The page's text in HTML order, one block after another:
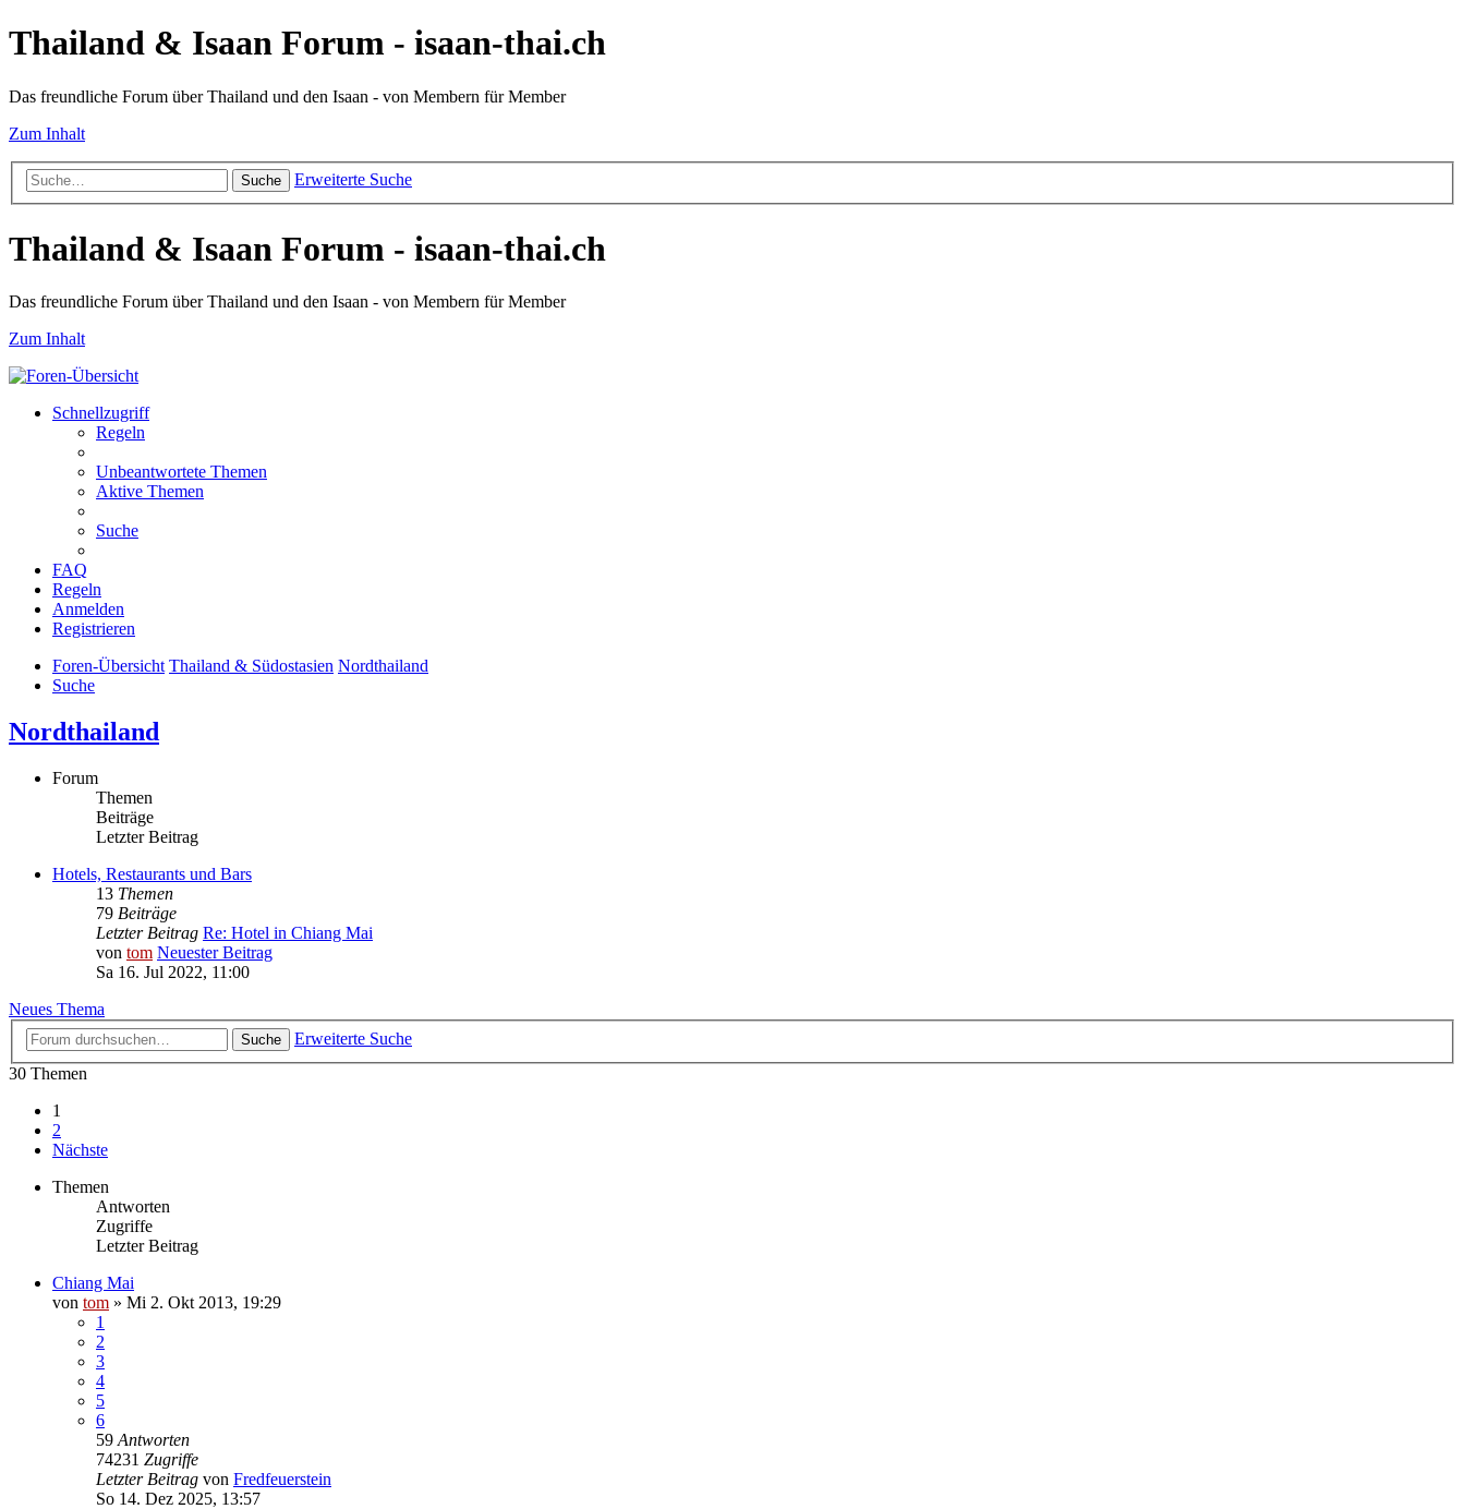
Thailand & Isaan Forum - isaan-thai.ch
Das freundliche Forum über Thailand und den Isaan - von Membern für Member
Zum Inhalt
Suche Erweiterte Suche
Thailand & Isaan Forum - isaan-thai.ch
Das freundliche Forum über Thailand und den Isaan - von Membern für Member
Zum Inhalt
Schnellzugriff
Regeln
Unbeantwortete Themen
Aktive Themen
Suche
FAQ
Regeln
Anmelden
Registrieren
Foren-Übersicht Thailand & Südostasien Nordthailand
Suche
Nordthailand
Forum
Themen
Beiträge
Letzter Beitrag
Hotels, Restaurants und Bars
13 Themen
79 Beiträge
Letzter Beitrag Re: Hotel in Chiang Mai
von tom Neuester Beitrag
Sa 16. Jul 2022, 11:00
Neues Thema
Suche
Erweiterte Suche
30 Themen
1
2
Nächste
Themen
Antworten
Zugriffe
Letzter Beitrag
Chiang Mai
von tom » Mi 2. Okt 2013, 19:29
1
2
3
4
5
6
59 Antworten
74231 Zugriffe
Letzter Beitrag von Fredfeuerstein
So 14. Dez 2025, 13:57